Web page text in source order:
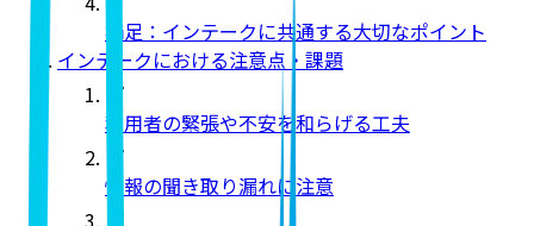
補足：インテークに共通する大切なポイント
インテークにおける注意点・課題
利用者の緊張や不安を和らげる工夫
情報の聞き取り漏れに注意